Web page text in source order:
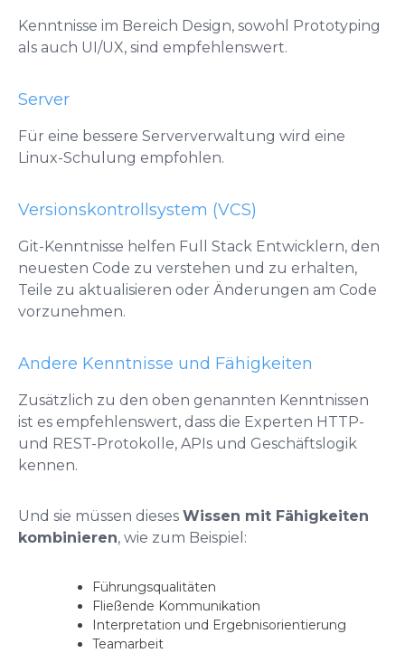
Kenntnisse im Bereich Design, sowohl Prototyping
als auch UI/UX, sind empfehlenswert.
Server
Für eine bessere Serververwaltung wird eine
Linux-Schulung empfohlen.
Versionskontrollsystem (VCS)
Git-Kenntnisse helfen Full Stack Entwicklern, den
neuesten Code zu verstehen und zu erhalten,
Teile zu aktualisieren oder Änderungen am Code
vorzunehmen.
Andere Kenntnisse und Fähigkeiten
Zusätzlich zu den oben genannten Kenntnissen
ist es empfehlenswert, dass die Experten HTTP-
und REST-Protokolle, APIs und Geschäftslogik
kennen.
Und sie müssen dieses Wissen mit Fähigkeiten
kombinieren, wie zum Beispiel:
Führungsqualitäten
Fließende Kommunikation
Interpretation und Ergebnisorientierung
Teamarbeit